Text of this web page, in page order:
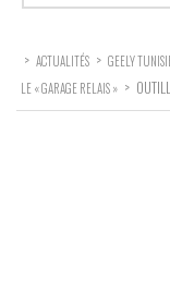
> ACTUALITÉS > GEELY
LE « GARAGE RELAIS » >